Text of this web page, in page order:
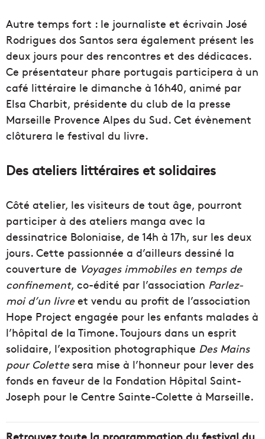
Autre temps fort : le journaliste et écrivain José
Rodrigues dos Santos sera également présent les
deux jours pour des rencontres et des dédicaces.
Ce présentateur phare portugais participera à un
café littéraire le dimanche à 16h40, animé par
Elsa Charbit, présidente du club de la presse
Marseille Provence Alpes du Sud. Cet évènement
clôturera le festival du livre.
Des ateliers littéraires et solidaires
Côté atelier, les visiteurs de tout âge, pourront
participer à des ateliers manga avec la
dessinatrice Boloniaise, de 14h à 17h, sur les deux
jours. Cette passionnée a d’ailleurs dessiné la
couverture de Voyages immobiles en temps de
confinement, co-édité par l’association Parlez-
moi d’un livreet vendu au profit de l’association
Hope Project engagée pour les enfants malades à
l’hôpital de la Timone. Toujours dans un esprit
solidaire, l’exposition photographique Des Mains
pour Colette sera mise à l’honneur pour lever des
fonds en faveur de la Fondation Hôpital Saint-
Joseph pour le Centre Sainte-Colette à Marseille.